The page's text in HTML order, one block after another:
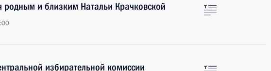
родным и близким Натальи Крачковской
избирательной комиссии